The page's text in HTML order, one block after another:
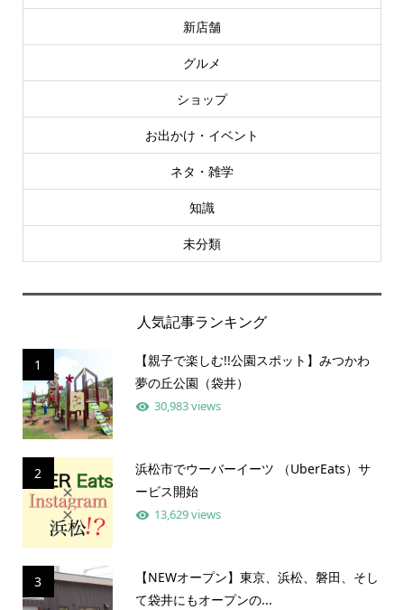
新店舗
グルメ
ショップ
お出かけ・イベント
ネタ・雑学
知識
未分類
人気記事ランキング
1
【親子で楽しむ!!公園スポット】みつかわ
夢の丘公園（袋井）
30,983 views
2
浜松市でウーバーイーツ （UberEats）サ
ービス開始
13,629 views
3
【NEWオープン】東京、浜松、磐田、そし
て袋井にもオープンの...